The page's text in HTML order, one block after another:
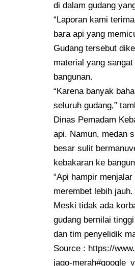
di dalam gudang
“Laporan kami
bara api yang
Gudang tersebut
material yang
bangunan.
“Karena banyak
seluruh gudang,”
Dinas Pemadam
api. Namun, medan
besar sulit
kebakaran ke
“Api hampir
merembet lebih
Meski tidak ada
gudang bernilai
dan tim penyelidik
Source : https://
jago-